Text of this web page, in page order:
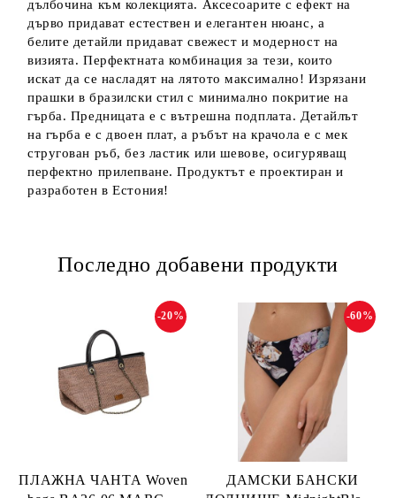
дълбочина към колекцията. Аксесоарите с ефект на
дърво придават естествен и елегантен нюанс, а
белите детайли придават свежест и модерност на
визията. Перфектната комбинация за тези, които
искат да се насладят на лятото максимално! Изрязани
прашки в бразилски стил с минимално покритие на
гърба. Предницата е с вътрешна подплата. Детайлът
на гърба е с двоен плат, а ръбът на крачола е с мек
стругован ръб, без ластик или шевове, осигуряващ
перфектно прилепване. Продуктът е проектиран и
разработен в Естония!
Последно добавени продукти
ПЛАЖНА ЧАНТА Woven
-20%
ДАМСКИ БАНСКИ
-60%